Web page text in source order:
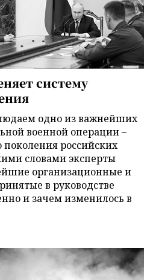
систему
одно из важнейших
военной операции –
российских
словами эксперты
организационные и
в руководстве
и зачем изменилось в